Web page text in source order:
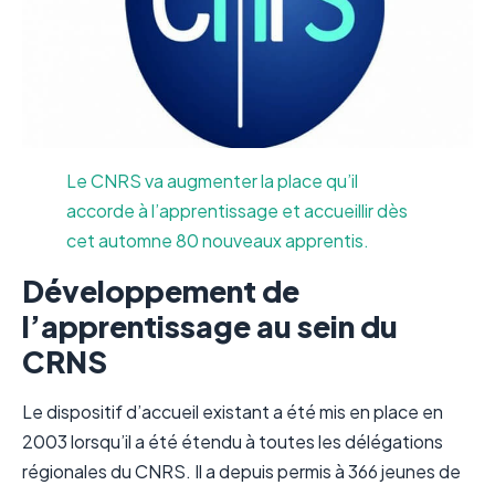
Le CNRS va augmenter la place qu’il
accorde à l’apprentissage et accueillir dès
cet automne 80 nouveaux apprentis.
Développement de
l’apprentissage au sein du
CRNS
Le dispositif d’accueil existant a été mis en place en
2003 lorsqu’il a été étendu à toutes les délégations
régionales du CNRS. Il a depuis permis à 366 jeunes de